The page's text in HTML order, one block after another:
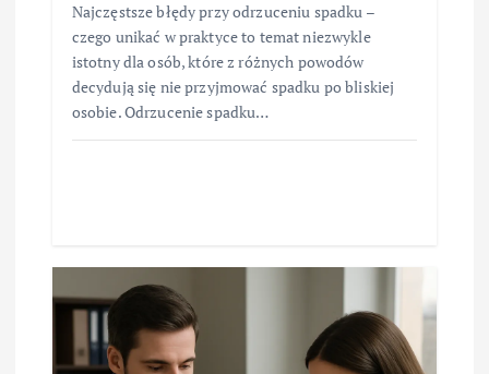
Najczęstsze błędy przy odrzuceniu spadku –
czego unikać w praktyce to temat niezwykle
istotny dla osób, które z różnych powodów
decydują się nie przyjmować spadku po bliskiej
osobie. Odrzucenie spadku…